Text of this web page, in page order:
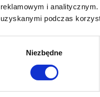
reklamowym i
uzyskanymi podczas
Niezbędne